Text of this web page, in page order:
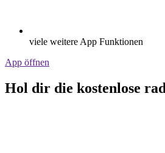
viele weitere App Funktionen
App öffnen
Hol dir die kostenlose